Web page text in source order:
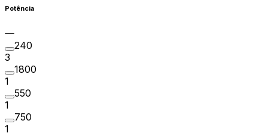
Potência
240
3
1800
1
550
1
750
1